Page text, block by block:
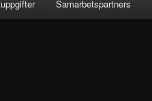
Samarbetspartners